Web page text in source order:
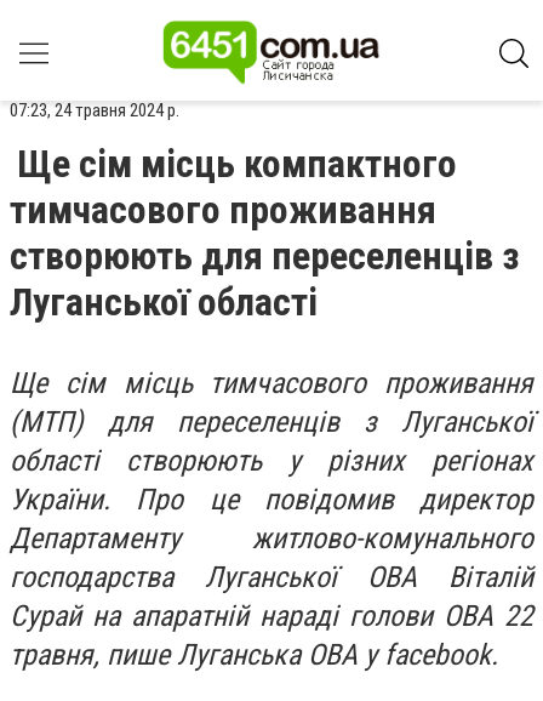
07:23, 24 травня 2024 р.
Ще сім місць компактного
тимчасового проживання
створюють для переселенців з
Луганської області
Ще сім місць тимчасового проживання
(МТП) для переселенців з Луганської
області створюють у різних регіонах
України. Про це повідомив директор
Департаменту житлово-комунального
господарства Луганської ОВА Віталій
Сурай на апаратній нараді голови ОВА 22
травня, пише Луганська ОВА у facebook.